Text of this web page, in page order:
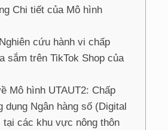
Chi tiết của Mô hình
cứu hành vi chấp
sắm trên TikTok Shop của
Mô hình UTAUT2: Chấp
dụng Ngân hàng số (Digital
tại các khu vực nông thôn